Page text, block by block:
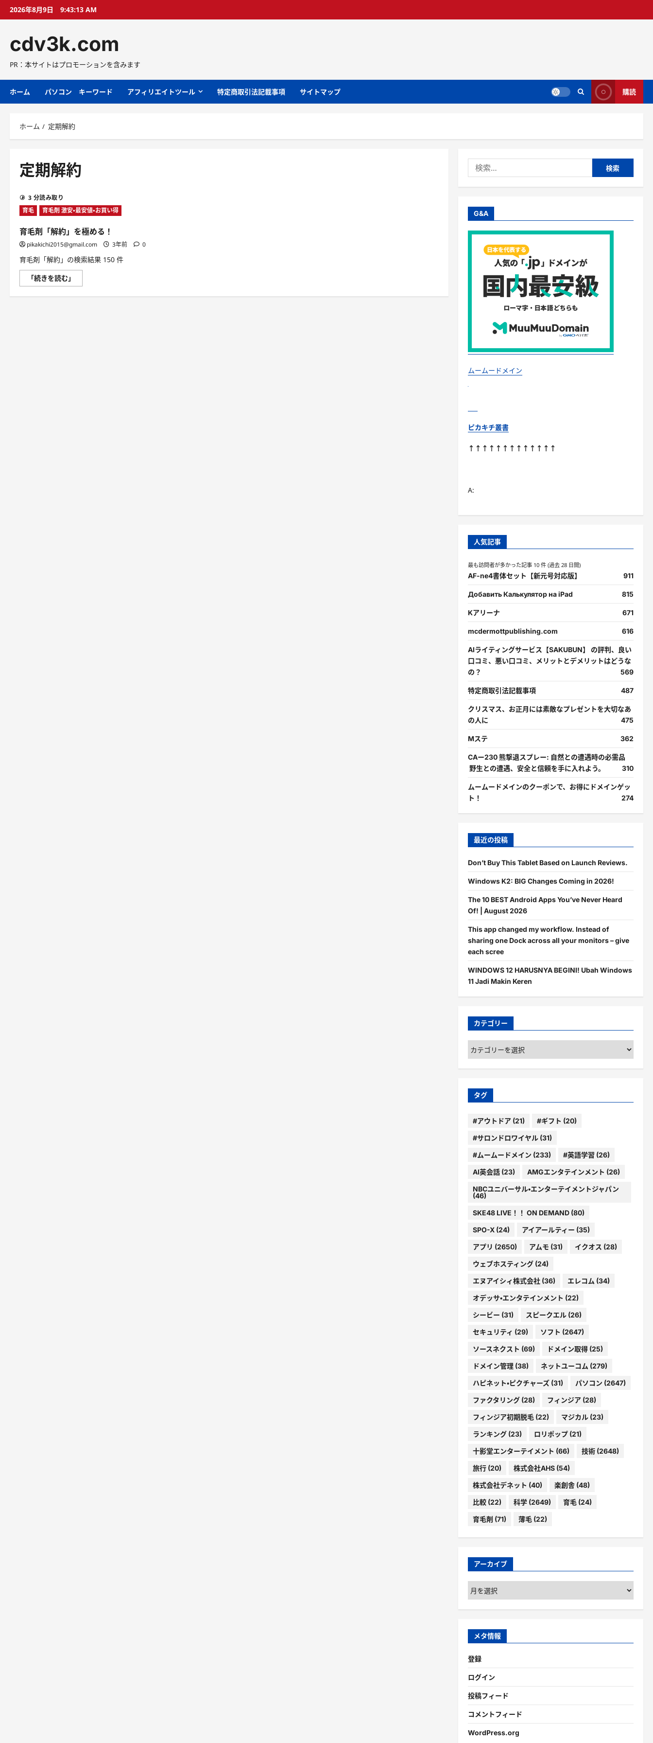
プ
2026年8月9日 9:43:14 AM
cdv3k.com
PR：本サイトはプロモーションを含みます
ホーム パソコン キーワード アフィリエイトツール 特定商取引法記載事項 サイトマップ 購読
ホーム 定期解約
定期解約
3 分読み取り
育毛
育毛剤 激安・最安値・お買い得
育毛剤「解約」を極める！
pikakichi2015@gmail.com 3年前 0
育毛剤「解約」の検索結果 150 件
「続きを読む」
毛
「解
索:
G&A
ムームードメイン
ピカキチ叢書
↑↑↑↑↑↑↑↑↑↑↑↑↑
A:
人気記事
最も訪問者が多かった記事 10 件 (過去 28 日間)
AF-ne4書体セット【新元号対応版】 911
Добавить Калькулятор на iPad 815
Kアリーナ 671
mcdermottpublishing.com 616
AIライティングサービス【SAKUBUN】 の評判、良い
口コミ、悪い口コミ、メリットとデメリットはどうな
の？
569
特定商取引法記載事項 487
クリスマス、お正月には素敵なプレゼントを大切なあ
の人に
475
Mステ 362
CAー230 熊撃退スプレー: 自然との遭遇時の必需品
野生との遭遇、安全と信頼を手に入れよう。
310
ムームードメインのクーポンで、お得にドメインゲッ
ト！
274
最近の投稿
Don’t Buy This Tablet Based on Launch Reviews.
Windows K2: BIG Changes Coming in 2026!
The 10 BEST Android Apps You’ve Never Heard
Of! | August 2026
This app changed my workflow. Instead of
sharing one Dock across all your monitors – give
each scree
WINDOWS 12 HARUSNYA BEGINI! Ubah Windows
11 Jadi Makin Keren
カテゴリー
カ
テ
ゴ
ー
タグ
#アウトドア(21) #ギフト (20)
#サロンドロワイヤル(31)
#ムームードメイン (233) #英語学習 (26)
AI英会話(23) AMGエンタテインメント (26)
NBCユニバーサル・エンターテイメントジャパン
(46)
SKE48 LIVE！！ ON DEMAND(80)
SPO-X(24) アイアールティー (35)
アプリ (2650) アムモ (31) イクオス (28)
ウェブホスティング(24)
エヌアイシィ株式会社(36) エレコム (34)
オデッサ・エンタテインメント (22)
シービー (31) スピークエル(26)
セキュリティ (29) ソフト (2647)
ソースネクスト (69) ドメイン取得(25)
ドメイン管理(38) ネットユーコム (279)
ハピネット・ピクチャーズ(31) パソコン (2647)
ファクタリング(28) フィンジア(28)
フィンジア初期脱毛(22) マジカル(23)
ランキング(23) ロリポップ(21)
十影堂エンターテイメント (66) 技術(2648)
旅行(20) 株式会社AHS(54)
株式会社デネット (40) 楽創舎(48)
比較(22) 科学(2649) 育毛(24)
育毛剤 (71) 薄毛(22)
アーカイブ
ア
ー
カ
ブ
メタ情報
登録
ログイン
投稿フィード
コメントフィード
WordPress.org